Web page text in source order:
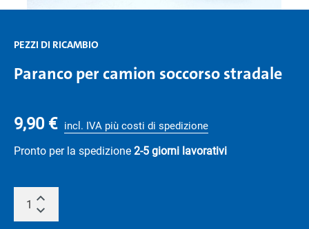
PEZZI DI RICAMBIO
Paranco per camion soccorso stradale
9,90 € incl. IVA più costi di spedizione
Pronto per la spedizione 2-5 giorni lavorativi